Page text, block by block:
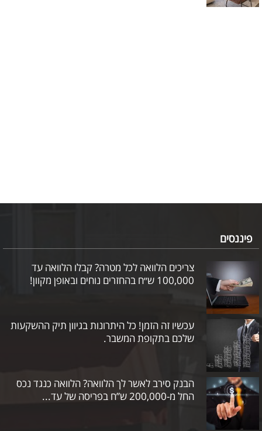
פיננסים
צריכים הלוואה לכל מטרה? קבלו הלוואה עד
100,000 ש״ח בהחזרים נוחים ובאופן מקוון!
עכשיו זה הזמן! כל היתרונות בגיוון תיק ההשקעות
שלכם בתקופת המשבר.
הבנק סירב לאשר לך הלוואה? הלוואה כנגד נכס
החל מ-200,000 ש”ח בפריסה של עד...